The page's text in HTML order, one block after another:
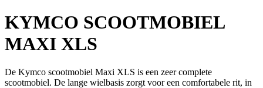
KYMCO SCOOTMOBIEL
MAXI XLS
De Kymco scootmobiel Maxi XLS is een zeer complete
scootmobiel. De lange wielbasis zorgt voor een comfortabele rit, in